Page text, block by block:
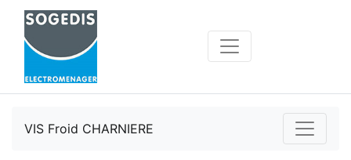
VIS Froid CHARNIERE